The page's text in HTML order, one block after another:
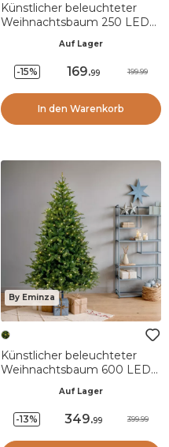
Künstlicher beleuchteter
Weihnachtsbaum 250 LED
Auf Lager
-15% 169.99 199.99
In den Warenkorb
By Eminza
Künstlicher beleuchteter
Weihnachtsbaum 600 LED
TannengrünAuf Lager
-13% 349.99 399.99